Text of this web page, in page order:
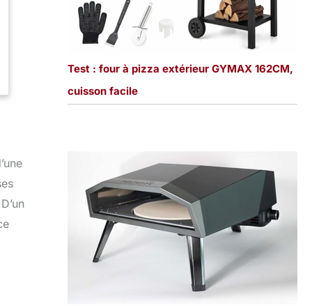
Test : four à pizza extérieur GYMAX 162CM,
cuisson facile